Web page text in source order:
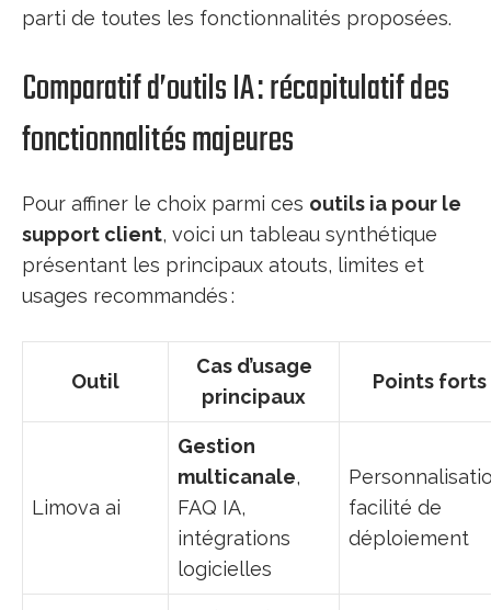
parti de toutes les fonctionnalités proposées.
Comparatif d’outils IA : récapitulatif des
fonctionnalités majeures
Pour affiner le choix parmi ces outils ia pour le
support client, voici un tableau synthétique
présentant les principaux atouts, limites et
usages recommandés :
Outil
Cas d’usage
principaux
Points forts
Limova ai
Gestion
multicanale,
FAQ IA,
intégrations
logicielles
facilité de
déploiement